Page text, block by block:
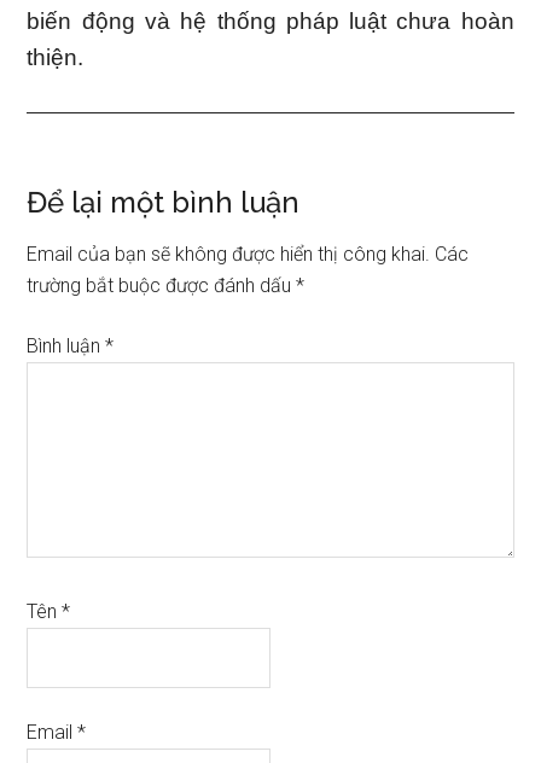
biến động và hệ thống pháp luật chưa hoàn
thiện.
Reader
Interactions
Để lại một bình luận
Email của bạn sẽ không được hiển thị công khai. Các
trường bắt buộc được đánh dấu*
Bình luận*
Tên*
Email*